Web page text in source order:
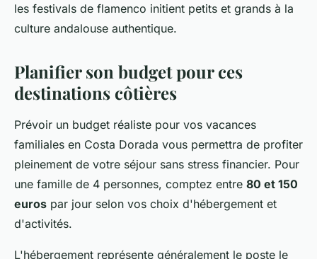
les festivals de flamenco initient petits et grands à la
culture andalouse authentique.
Planifier son budget pour ces
destinations côtières
Prévoir un budget réaliste pour vos vacances
familiales en Costa Dorada vous permettra de profiter
pleinement de votre séjour sans stress financier. Pour
une famille de 4 personnes, comptez entre 80 et 150
euros par jour selon vos choix d'hébergement et
d'activités.
L'hébergement représente généralement le poste le